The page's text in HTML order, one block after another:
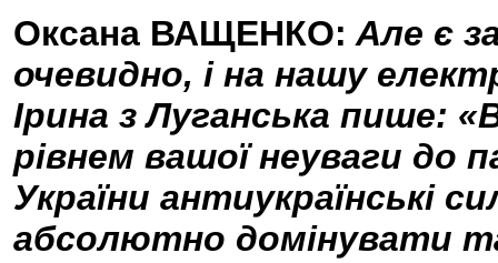
Оксана ВАЩЕНКО: Але є
очевидно, і на нашу
Ірина з Луганська пише:
рівнем вашої неуваги до
України антиукраїнські
абсолютно домінувати